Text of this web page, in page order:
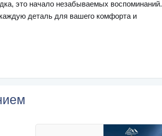
это начало незабываемых воспоминаний.
деталь для вашего комфорта и